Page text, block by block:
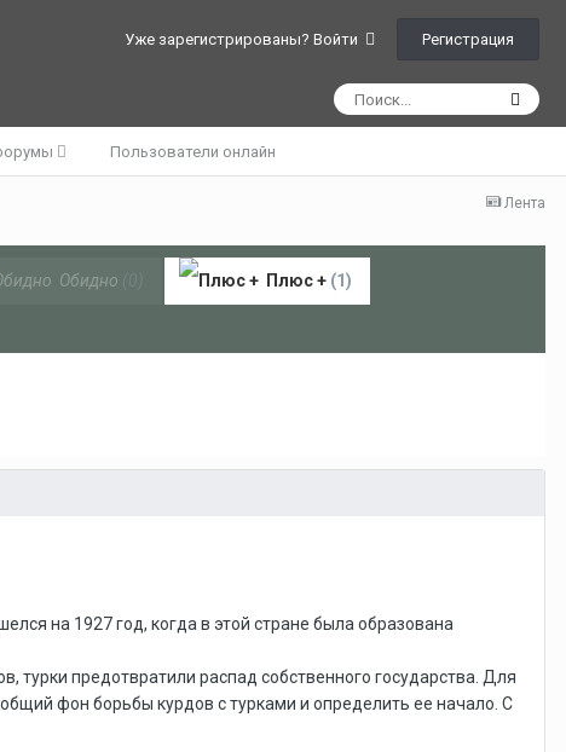
Уже зарегистрированы? Войти Регистрация
Пользователи онлайн
Лента
Обидно (0) Плюс + (1)
на 1927 год, когда в этой стране была образована
предотвратили распад собственного государства. Для
фон борьбы курдов с турками и определить ее начало. С